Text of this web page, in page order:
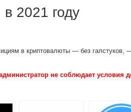
в 2021 году
в криптовалюты — без галстуков,
не соблюдает условия